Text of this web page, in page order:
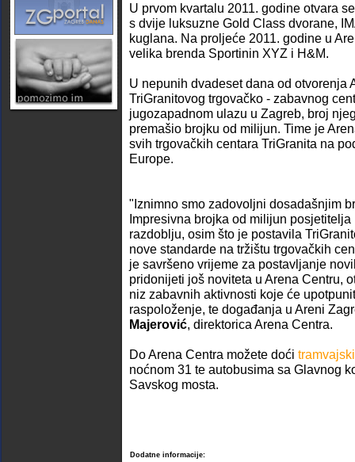
U prvom kvartalu 2011. godine otvara
s dvije luksuzne Gold Class dvorane,
kuglana. Na proljeće 2011. godine u
velika brenda Sportinin XYZ i H&M.
U nepunih dvadeset dana od otvorenja
TriGranitovog trgovačko - zabavnog
jugozapadnom ulazu u Zagreb, broj
premašio brojku od milijun. Time je
svih trgovačkih centara TriGranita na
Europe.
"Iznimno smo zadovoljni dosadašnjim
Impresivna brojka od milijun posjetitelja
razdoblju, osim što je postavila
nove standarde na tržištu trgovačkih
je savršeno vrijeme za postavljanje
pridonijeti još noviteta u Arena Centru,
niz zabavnih aktivnosti koje će
raspoloženje, te događanja u Areni
Majerović, direktorica Arena Centra.
Do Arena Centra možete doći
noćnom 31 te autobusima sa Glavnog
Savskog mosta.
Dodatne informacije: